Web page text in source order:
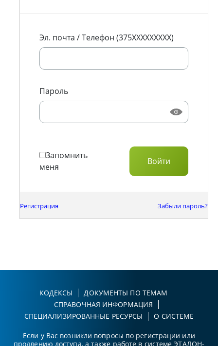
Эл. почта / Телефон (375XXXXXXXXX)
Пароль
Запомнить
меня
Регистрация Забыли пароль?
КОДЕКСЫ
ДОКУМЕНТЫ ПО ТЕМАМ
СПРАВОЧНАЯ ИНФОРМАЦИЯ
СПЕЦИАЛИЗИРОВАННЫЕ РЕСУРСЫ
О СИСТЕМЕ
Если у Вас возникли вопросы по регистрации или
продлению доступа, а также работе в системе ЭТАЛОН-